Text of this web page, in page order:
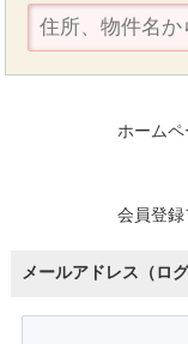
ホーム
会員登録
メールアドレス（ログ